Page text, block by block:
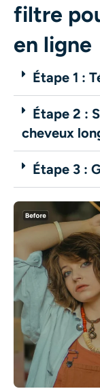
filtre
en ligne
Étape 1 :
Étape 2 :
cheveux
Étape 3 :